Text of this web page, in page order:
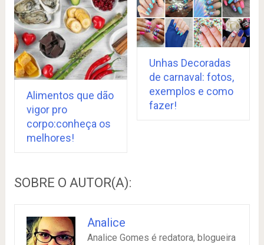
Alimentos que dão
vigor pro
corpo:conheça os
melhores!
Unhas Decoradas
de carnaval: fotos,
exemplos e como
fazer!
SOBRE O AUTOR(A):
Analice
Analice Gomes é redatora, blogueira